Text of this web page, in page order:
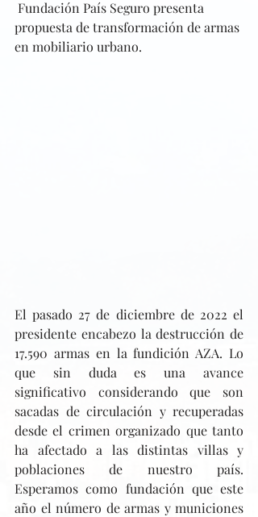
propuesta de transformación de armas
en mobiliario urbano.
El pasado 27 de diciembre de 2022 el
presidente encabezo la destrucción de
17.590 armas en la fundición AZA. Lo
que sin duda es una avance
significativo considerando que son
sacadas de circulación y recuperadas
desde el crimen organizado que tanto
ha afectado a las distintas villas y
poblaciones de nuestro país.
Esperamos como fundación que este
año el número de armas y municiones